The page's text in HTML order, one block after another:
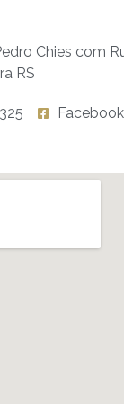
Chies com
RS
Facebook